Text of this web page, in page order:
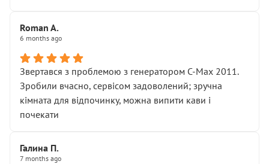
Roman A.
6 months ago
Звертався з проблемою з генератором C-Max 2011.
Зробили вчасно, сервісом задоволений; зручна
кімната для відпочинку, можна випити кави і
почекати
Галина П.
7 months ago